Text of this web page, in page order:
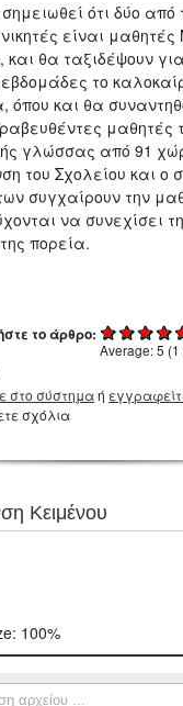
ότι δύο από
είναι
και θα ταξιδέψουν για
το
όπου και θα
μαθητές
γλώσσας από 91
του Σχολείου και ο
συγχαίρουν την
να συνεχίσει
πορεία.
το άρθρο:
Average:5 (1
στο σύστημαή
σχόλια
Κειμένου
100%